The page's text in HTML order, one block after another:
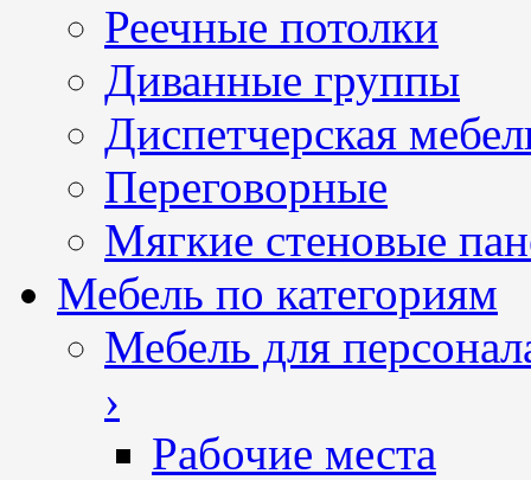
Реечные потолки
Диванные группы
Диспетчерская
Переговорные
Мягкие стеновые
Мебель по категориям
Мебель для
›
Рабочие места